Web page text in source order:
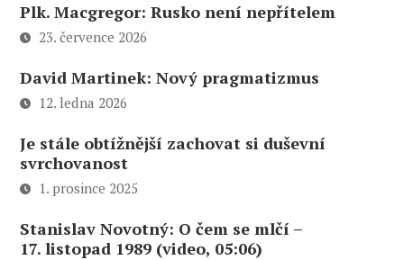
Plk. Macgregor: Rusko není nepřítelem
23. července 2026
David Martinek: Nový pragmatizmus
12. ledna 2026
Je stále obtížnější zachovat si duševní
svrchovanost
1. prosince 2025
Stanislav Novotný: O čem se mlčí –
17. listopad 1989 (video, 05:06)